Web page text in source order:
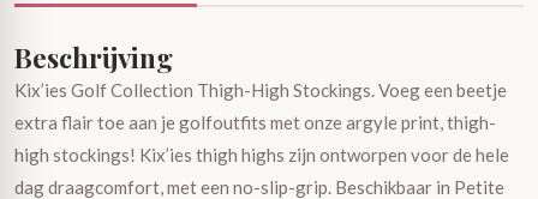
Beschrijving
Kix’ies Golf Collection Thigh-High Stockings. Voeg een beetje
extra flair toe aan je golfoutfits met onze argyle print, thigh-
high stockings! Kix’ies thigh highs zijn ontworpen voor de hele
dag draagcomfort, met een no-slip-grip. Beschikbaar in Petite